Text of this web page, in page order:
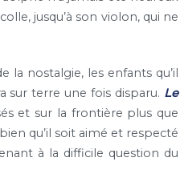
jusqu’à son violon, qui ne
la nostalgie, les enfants qu’il
sur terre une fois disparu. Le
et sur la frontière plus que
qu’il soit aimé et respecté
à la difficile question du